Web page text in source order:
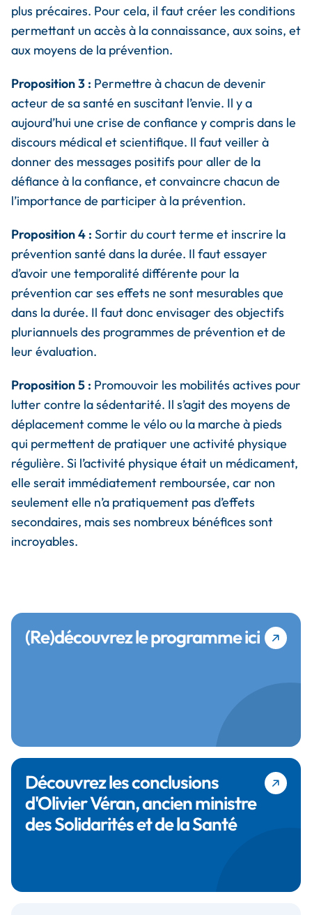
plus précaires. Pour cela, il faut créer les conditions
permettant un accès à la connaissance, aux soins, et
aux moyens de la prévention.
Proposition 3 : Permettre à chacun de devenir
acteur de sa santé en suscitant l’envie. Il y a
aujourd’hui une crise de confiance y compris dans le
discours médical et scientifique. Il faut veiller à
donner des messages positifs pour aller de la
défiance à la confiance, et convaincre chacun de
l’importance de participer à la prévention.
Proposition 4 : Sortir du court terme et inscrire la
prévention santé dans la durée. Il faut essayer
d’avoir une temporalité différente pour la
prévention car ses effets ne sont mesurables que
dans la durée. Il faut donc envisager des objectifs
pluriannuels des programmes de prévention et de
leur évaluation.
Proposition 5 : Promouvoir les mobilités actives pour
lutter contre la sédentarité. Il s’agit des moyens de
déplacement comme le vélo ou la marche à pieds
qui permettent de pratiquer une activité physique
régulière. Si l’activité physique était un médicament,
elle serait immédiatement remboursée, car non
seulement elle n’a pratiquement pas d’effets
secondaires, mais ses nombreux bénéfices sont
incroyables.
(Re)découvrez le programme ici
Découvrez les conclusions
d'Olivier Véran, ancien ministre
des Solidarités et de la Santé